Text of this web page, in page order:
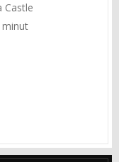
Castle
minut